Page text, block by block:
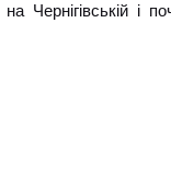
Чернігівській і